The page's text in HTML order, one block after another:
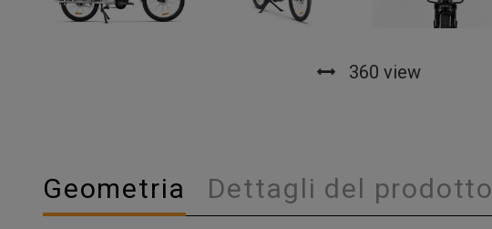
360 view
Geometria Dettagli del prodotto